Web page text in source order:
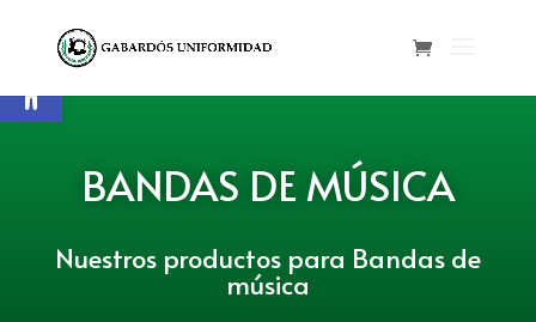
Abrir barra de herramientas
BANDAS DE MÚSICA
Nuestros productos para Bandas de
música